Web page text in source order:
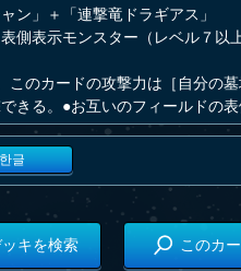
ン」＋「連撃竜ドラギアス」
表側表示モンスター（レベル７
このカードの攻撃力は［自分の
きる。●お互いのフィールドの
글
キを検索 このカ